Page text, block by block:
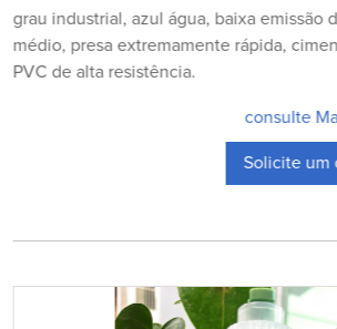
grau industrial, azul água, baixa emissão
médio, presa extremamente rápida,
PVC de alta resistência.
consulte
Solicite um